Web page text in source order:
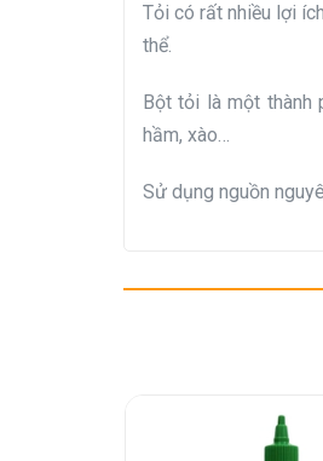
Tỏi có rất nhiều lợi
thể.
Bột tỏi là một thành
hầm, xào…
Sử dụng nguồn